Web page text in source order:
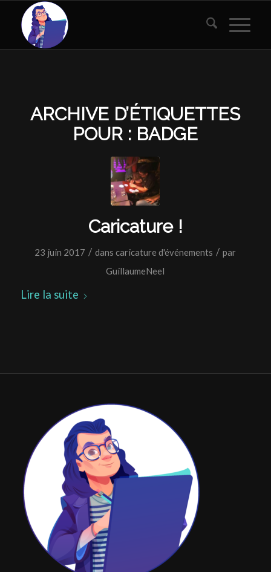
ARCHIVE D’ÉTIQUETTES
POUR : BADGE
Caricature !
23 juin 2017 / danscaricature d'événements / par
GuillaumeNeel
Lire la suite